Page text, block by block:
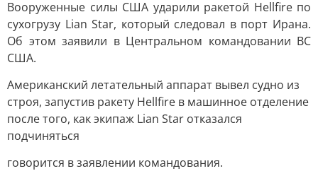
Вооруженные силы США ударили ракетой Hellfire по
сухогрузу Lian Star, который следовал в порт Ирана.
Об этом заявили в Центральном командовании ВС
США.
Американский летательный аппарат вывел судно из
строя, запустив ракету Hellfire в машинное отделение
после того, как экипаж Lian Star отказался
подчиняться
говорится в заявлении командования.